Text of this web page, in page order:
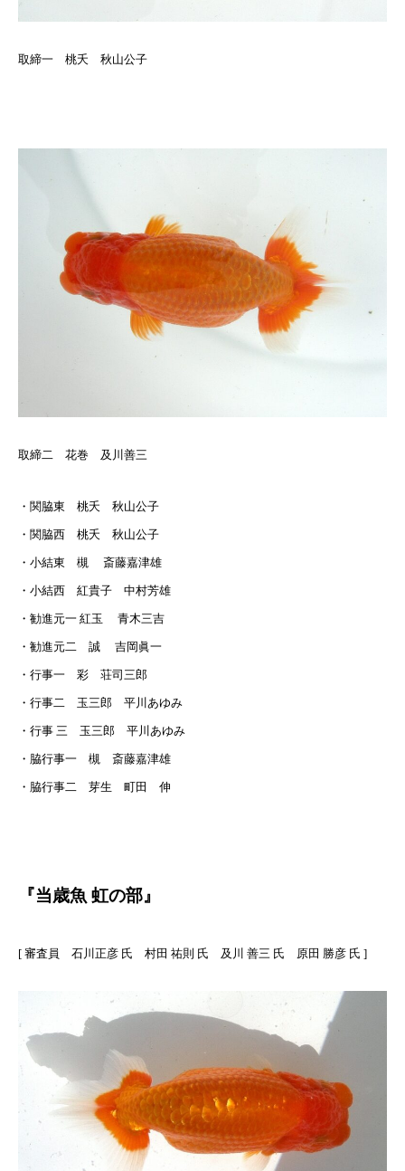
取締一 桃夭 秋山公子
取締二 花巻 及川善三
・関脇東 桃夭 秋山公子
・関脇西 桃夭 秋山公子
・小結東 槻 斎藤嘉津雄
・小結西 紅貴子 中村芳雄
・勧進元一 紅玉 青木三吉
・勧進元二 誠 吉岡眞一
・行事一 彩 荘司三郎
・行事二 玉三郎 平川あゆみ
・行事 三 玉三郎 平川あゆみ
・脇行事一 槻 斎藤嘉津雄
・脇行事二 芽生 町田 伸
『当歳魚 虹の部』
[ 審査員 石川正彦 氏 村田 祐則 氏 及川 善三 氏 原田 勝彦 氏 ]